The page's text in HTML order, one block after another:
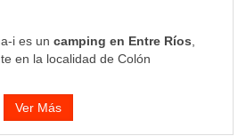
i es un camping en Entre Ríos
en la localidad de Colón
Ver Más